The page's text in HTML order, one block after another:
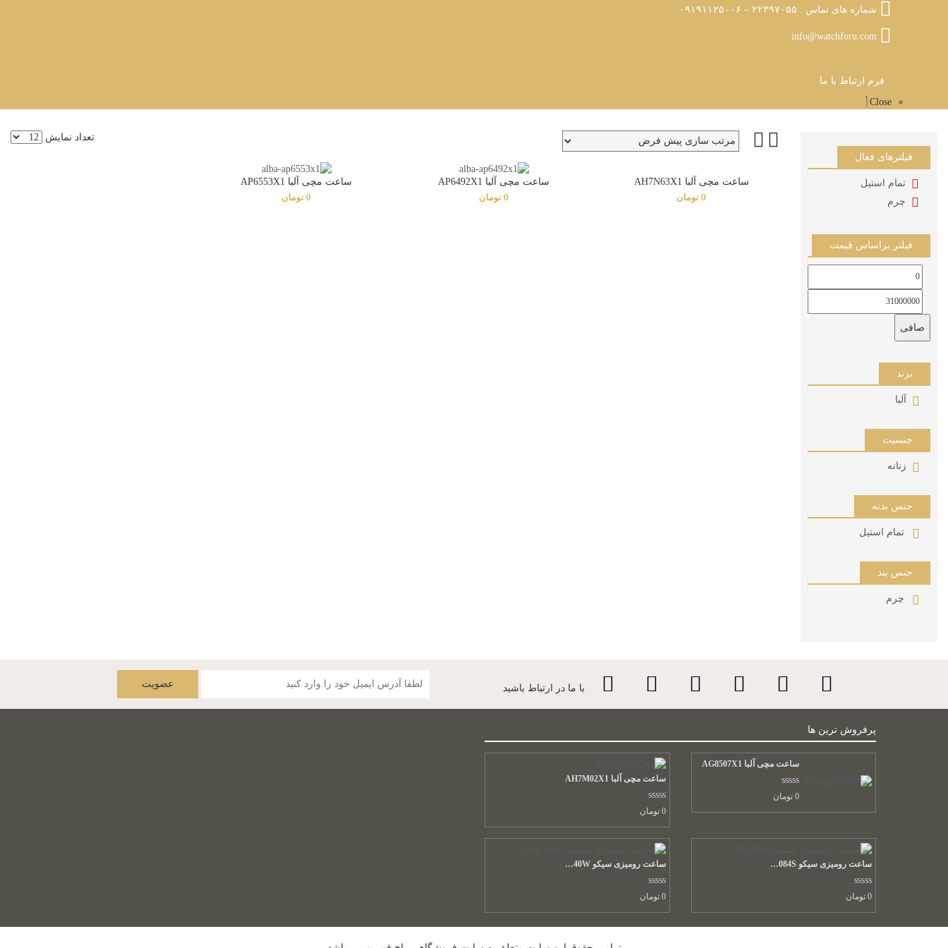
شماره های تماس : ۲۲۳۹۷۰۵۵ – ۰۹۱۹۱۱۲۵۰۰۶
فرم ارتباط با ما
Close
فیلترهای فعال
تمام استیل
چرم
فیلتر براساس قیمت
حداقل
صافی
برند
آلبا
جنسیت
زنانه
جنس بدنه
تمام استیل
جنس بند
چرم
تعداد نمایش
ساعت مچی آلبا AH7N63X1
0 تومان
ساعت مچی آلبا AP6492X1
0 تومان
ساعت مچی آلبا AP6553X1
0 تومان
با ما در ارتباط باشید
پرفروش ترین ها
ساعت مچی آلبا AG8507X1
نمره
0.00
از
0 تومان
ساعت مچی آلبا AH7M02X1
نمره
0.00
از
5
0 تومان
ساعت رومیزی سیکو QHE084S
نمره
0.00
از
0 تومان
ساعت رومیزی سیکو QHE140W
نمره
0.00
از
0 تومان